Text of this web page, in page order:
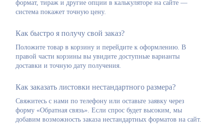
формат, тираж и другие опции в калькуляторе на сайте —
система покажет точную цену.
Как быстро я получу свой заказ?
Положите товар в корзину и перейдите к оформлению. В
правой части корзины вы увидите доступные варианты
доставки и точную дату получения.
Как заказать листовки нестандартного размера?
Свяжитесь с нами по телефону или оставьте заявку через
форму «Обратная связь». Если спрос будет высоким, мы
добавим возможность заказа нестандартных форматов на сайт.